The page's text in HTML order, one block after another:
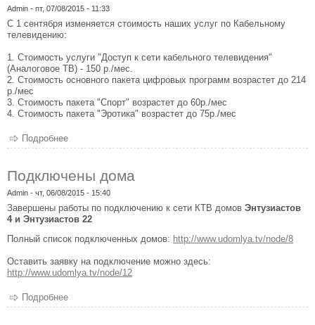
Admin - пт, 07/08/2015 - 11:33
С 1 сентября изменяется стоимость наших услуг по Кабельному
телевидению:
1. Стоимость услуги "Доступ к сети кабельного телевидения"
(Аналоговое ТВ) - 150 р./мес.
2. Стоимость основного пакета цифровых программ возрастет до 214
р./мес
3. Стоимость пакета "Спорт" возрастет до 60р./мес
4. Стоимость пакета "Эротика" возрастет до 75р./мес
Подробнее
Подключены дома
Admin - чт, 06/08/2015 - 15:40
Завершены работы по подключению к сети КТВ домов Энтузиастов
4 и Энтузиастов 22
Полный список подключенных домов: http://www.udomlya.tv/node/8
Оставить заявку на подключение можно здесь:
http://www.udomlya.tv/node/12
Подробнее